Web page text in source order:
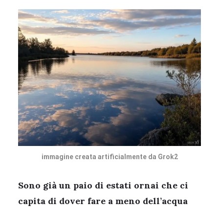
immagine creata artificialmente da Grok2
Sono già un paio di estati ornai che ci
capita di dover fare a meno dell’acqua